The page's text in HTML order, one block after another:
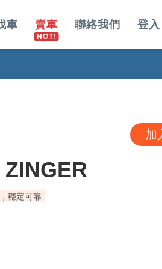
車 賣車 聯絡我們 登入
加
穩定可靠